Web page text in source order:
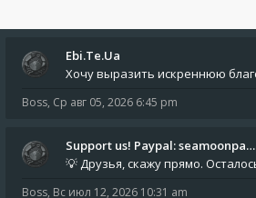
Ebi.Te.Ua
Boss, Ср авг 05, 2026 6:45 pm
Support us! Paypal: seamoonpa…
Boss, Вс июл 12, 2026 10:31 am